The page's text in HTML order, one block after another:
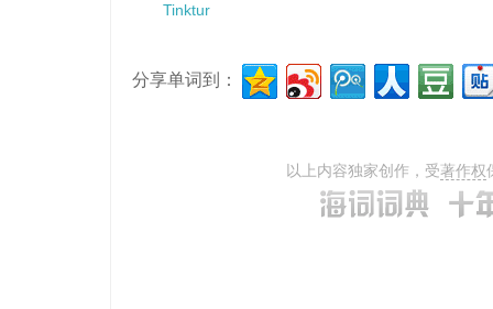
Tinktur
分享单词到：
以上内容独家创作，受著作权